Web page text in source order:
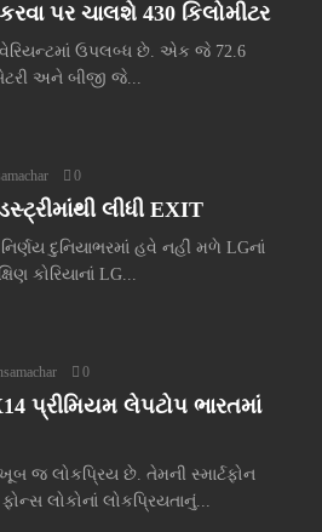
પર ચાલશે 430 કિલોમીટર
ઉપલબ્ધ છે. એક જે 72.6
અને બીજી જે...
0
લીધી EXIT
દુનિયાભરમાં હવે નહીં મળે LGનાં
કોરિયાનાં LG...
0
પ્રીમિયમ લેપટોપ ભારતમાં
ખૂબ જ લોકપ્રિય છે. તેમની સ્માર્ટફોન
લોકોનાં લોકપ્રિયતાનું...